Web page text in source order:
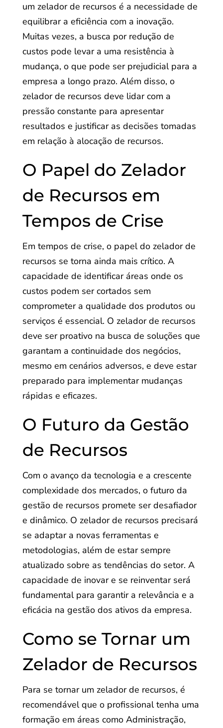
um zelador de recursos é a necessidade de
equilibrar a eficiência com a inovação.
Muitas vezes, a busca por redução de
custos pode levar a uma resistência à
mudança, o que pode ser prejudicial para a
empresa a longo prazo. Além disso, o
zelador de recursos deve lidar com a
pressão constante para apresentar
resultados e justificar as decisões tomadas
em relação à alocação de recursos.
O Papel do Zelador
de Recursos em
Tempos de Crise
Em tempos de crise, o papel do zelador de
recursos se torna ainda mais crítico. A
capacidade de identificar áreas onde os
custos podem ser cortados sem
comprometer a qualidade dos produtos ou
serviços é essencial. O zelador de recursos
deve ser proativo na busca de soluções que
garantam a continuidade dos negócios,
mesmo em cenários adversos, e deve estar
preparado para implementar mudanças
rápidas e eficazes.
O Futuro da Gestão
de Recursos
Com o avanço da tecnologia e a crescente
complexidade dos mercados, o futuro da
gestão de recursos promete ser desafiador
e dinâmico. O zelador de recursos precisará
se adaptar a novas ferramentas e
metodologias, além de estar sempre
atualizado sobre as tendências do setor. A
capacidade de inovar e se reinventar será
fundamental para garantir a relevância e a
eficácia na gestão dos ativos da empresa.
Como se Tornar um
Zelador de Recursos
Para se tornar um zelador de recursos, é
recomendável que o profissional tenha uma
formação em áreas como Administração,